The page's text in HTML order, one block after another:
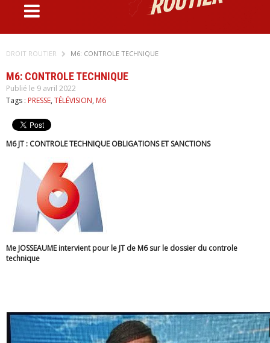
DROIT ROUTIER M6: CONTROLE TECHNIQUE
M6: CONTROLE TECHNIQUE
Publié le 9 avril 2022
Tags : PRESSE, TÉLÉVISION, M6
M6 JT : CONTROLE TECHNIQUE OBLIGATIONS ET SANCTIONS
Me JOSSEAUME intervient pour le JT de M6 sur le dossier du controle
technique